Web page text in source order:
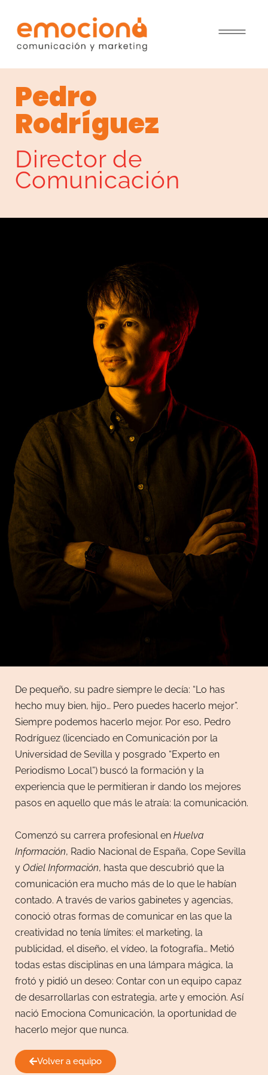
Pedro
Rodríguez
Director de
Comunicación
De pequeño, su padre siempre le decía: “Lo has
hecho muy bien, hijo… Pero puedes hacerlo mejor”.
Siempre podemos hacerlo mejor. Por eso, Pedro
Rodríguez (licenciado en Comunicación por la
Universidad de Sevilla y posgrado “Experto en
Periodismo Local”) buscó la formación y la
experiencia que le permitieran ir dando los mejores
pasos en aquello que más le atraía: la comunicación.
Comenzó su carrera profesional en Huelva
Información, Radio Nacional de España, Cope Sevilla
y Odiel Información, hasta que descubrió que la
comunicación era mucho más de lo que le habían
contado. A través de varios gabinetes y agencias,
conoció otras formas de comunicar en las que la
creatividad no tenía límites: el marketing, la
publicidad, el diseño, el vídeo, la fotografía… Metió
todas estas disciplinas en una lámpara mágica, la
frotó y pidió un deseo: Contar con un equipo capaz
de desarrollarlas con estrategia, arte y emoción. Así
nació Emociona Comunicación, la oportunidad de
hacerlo mejor que nunca.
Volver a equipo